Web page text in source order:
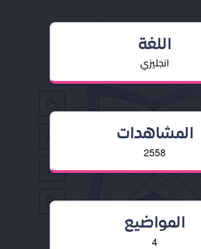
اللغة
انجليزي
المشاهدات
2558
المواضيع
4